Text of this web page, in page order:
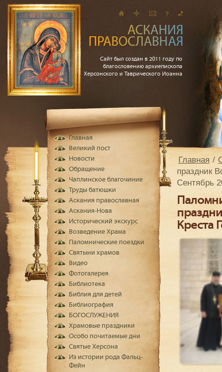
Сайт был создан в 2011 году по
благословению архиепископа
Херсонского и Таврического Иоанна
Главная
праздник
Сентябрь
Креста
Главная
Великий пост
Новости
Обращение
Чаплинское благочиние
Труды батюшки
Аскания православная
Аскания-Нова
Исторический экскурс
Возведение Храма
Паломнические поездки
Святыни храмов
Видео
Фотогалерея
Библиотека
Библия для детей
Библиография
БОГОСЛУЖЕНИЯ
Храмовые праздники
Особо почитаемые дни
Святые Херсона
Из истории рода Фальц-
Фейн